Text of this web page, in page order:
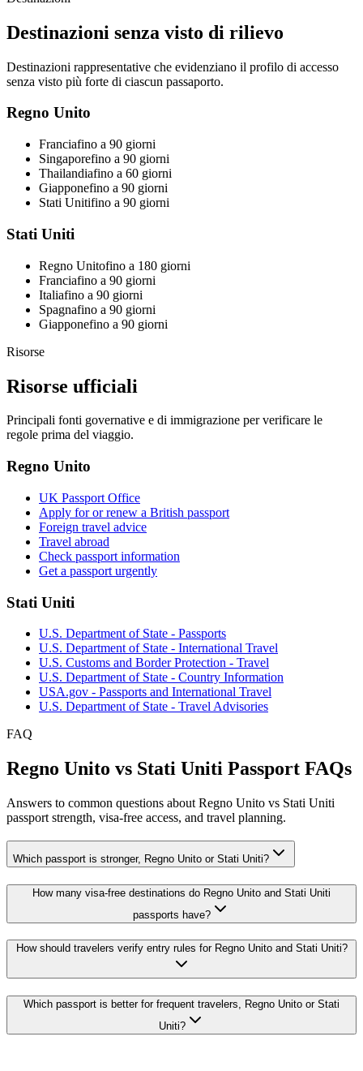
Destinazioni senza visto di rilievo
Destinazioni rappresentative che evidenziano il profilo di accesso
senza visto più forte di ciascun passaporto.
Regno Unito
Franciafino a 90 giorni
Singaporefino a 90 giorni
Thailandiafino a 60 giorni
Giapponefino a 90 giorni
Stati Unitifino a 90 giorni
Stati Uniti
Regno Unitofino a 180 giorni
Franciafino a 90 giorni
Italiafino a 90 giorni
Spagnafino a 90 giorni
Giapponefino a 90 giorni
Risorse
Risorse ufficiali
Principali fonti governative e di immigrazione per verificare le
regole prima del viaggio.
Regno Unito
UK Passport Office
Apply for or renew a British passport
Foreign travel advice
Travel abroad
Check passport information
Get a passport urgently
Stati Uniti
U.S. Department of State - Passports
U.S. Department of State - International Travel
U.S. Customs and Border Protection - Travel
U.S. Department of State - Country Information
USA.gov - Passports and International Travel
U.S. Department of State - Travel Advisories
FAQ
Regno Unito vs Stati Uniti Passport FAQs
Answers to common questions about Regno Unito vs Stati Uniti
passport strength, visa-free access, and travel planning.
Which passport is stronger, Regno Unito or Stati Uniti?
How many visa-free destinations do Regno Unito and Stati Uniti
passports have?
How should travelers verify entry rules for Regno Unito and Stati Uniti?
Which passport is better for frequent travelers, Regno Unito or Stati
Uniti?